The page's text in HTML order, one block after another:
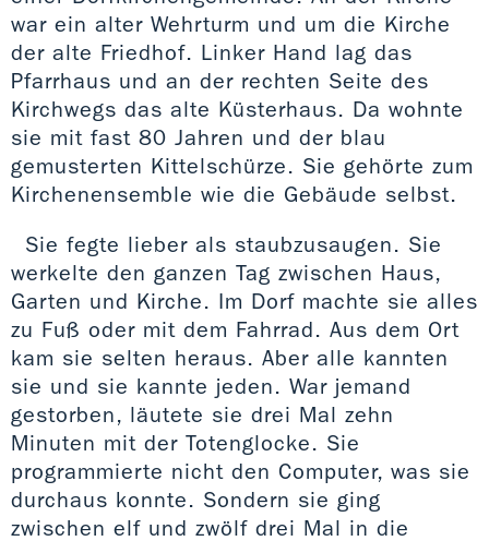
war ein alter Wehrturm und um die Kirche
der alte Friedhof. Linker Hand lag das
Pfarrhaus und an der rechten Seite des
Kirchwegs das alte Küsterhaus. Da wohnte
sie mit fast 80 Jahren und der blau
gemusterten Kittelschürze. Sie gehörte zum
Kirchenensemble wie die Gebäude selbst.
Sie fegte lieber als staubzusaugen. Sie
werkelte den ganzen Tag zwischen Haus,
Garten und Kirche. Im Dorf machte sie alles
zu Fuß oder mit dem Fahrrad. Aus dem Ort
kam sie selten heraus. Aber alle kannten
sie und sie kannte jeden. War jemand
gestorben, läutete sie drei Mal zehn
Minuten mit der Totenglocke. Sie
programmierte nicht den Computer, was sie
durchaus konnte. Sondern sie ging
zwischen elf und zwölf drei Mal in die